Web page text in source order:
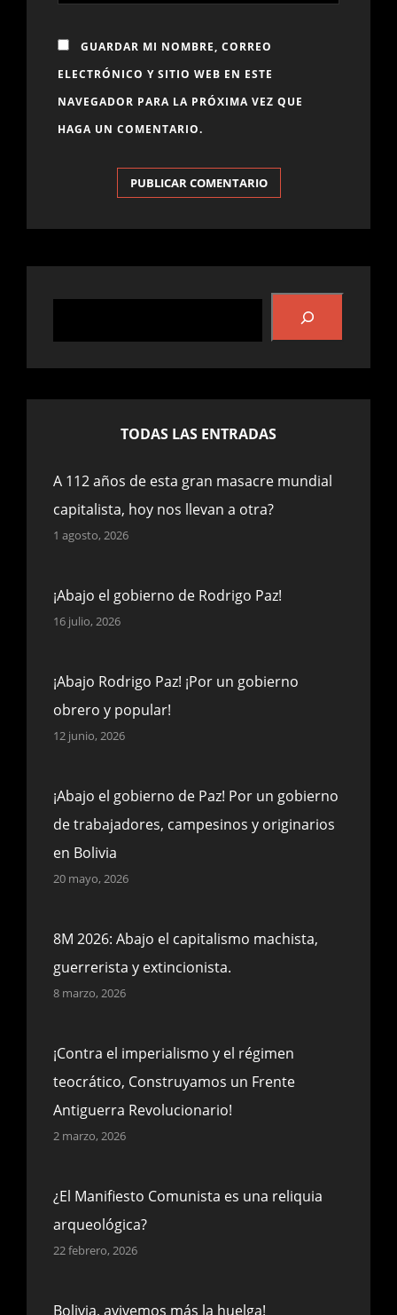
GUARDAR MI NOMBRE, CORREO
ELECTRÓNICO Y SITIO WEB EN ESTE
NAVEGADOR PARA LA PRÓXIMA VEZ QUE
HAGA UN COMENTARIO.
Buscar
TODAS LAS ENTRADAS
A 112 años de esta gran masacre mundial
capitalista, hoy nos llevan a otra?
1 agosto, 2026
¡Abajo el gobierno de Rodrigo Paz!
16 julio, 2026
¡Abajo Rodrigo Paz! ¡Por un gobierno
obrero y popular!
12 junio, 2026
¡Abajo el gobierno de Paz! Por un gobierno
de trabajadores, campesinos y originarios
en Bolivia
20 mayo, 2026
8M 2026: Abajo el capitalismo machista,
guerrerista y extincionista.
8 marzo, 2026
¡Contra el imperialismo y el régimen
teocrático, Construyamos un Frente
Antiguerra Revolucionario!
2 marzo, 2026
¿El Manifiesto Comunista es una reliquia
arqueológica?
22 febrero, 2026
Bolivia, avivemos más la huelga!